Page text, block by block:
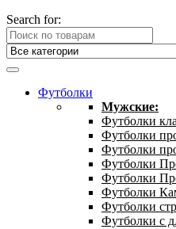
Search for:
Футболки
Мужские:
Футболки
Футболки
Футболки
Футболки
Футболки
Футболки
Футболки
Футболки с